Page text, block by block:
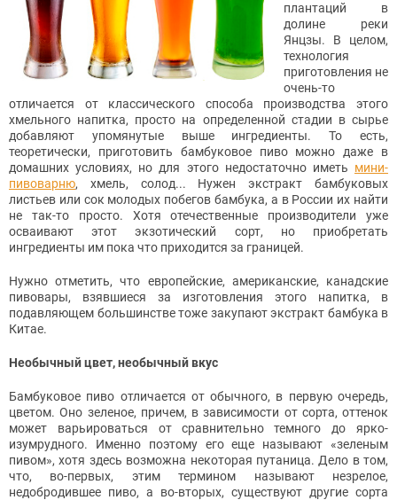
плантаций в
долине реки
Янцзы. В целом,
технология
приготовления не
очень-то
отличается от классического способа производства этого
хмельного напитка, просто на определенной стадии в сырье
добавляют упомянутые выше ингредиенты. То есть,
теоретически, приготовить бамбуковое пиво можно даже в
домашних условиях, но для этого недостаточно иметь мини-
пивоварню, хмель, cолод... Нужен экстракт бамбуковых
листьев или сок молодых побегов бамбука, а в России их найти
не так-то просто. Хотя отечественные производители уже
осваивают этот экзотический сорт, но приобретать
ингредиенты им пока что приходится за границей.
Нужно отметить, что европейские, американские, канадские
пивовары, взявшиеся за изготовления этого напитка, в
подавляющем большинстве тоже закупают экстракт бамбука в
Китае.
Необычный цвет, необычный вкус
Бамбуковое пиво отличается от обычного, в первую очередь,
цветом. Оно зеленое, причем, в зависимости от сорта, оттенок
может варьироваться от сравнительно темного до ярко-
изумрудного. Именно поэтому его еще называют «зеленым
пивом», хотя здесь возможна некоторая путаница. Дело в том,
что, во-первых, этим термином называют незрелое,
недобродившее пиво, а во-вторых, существуют другие сорта